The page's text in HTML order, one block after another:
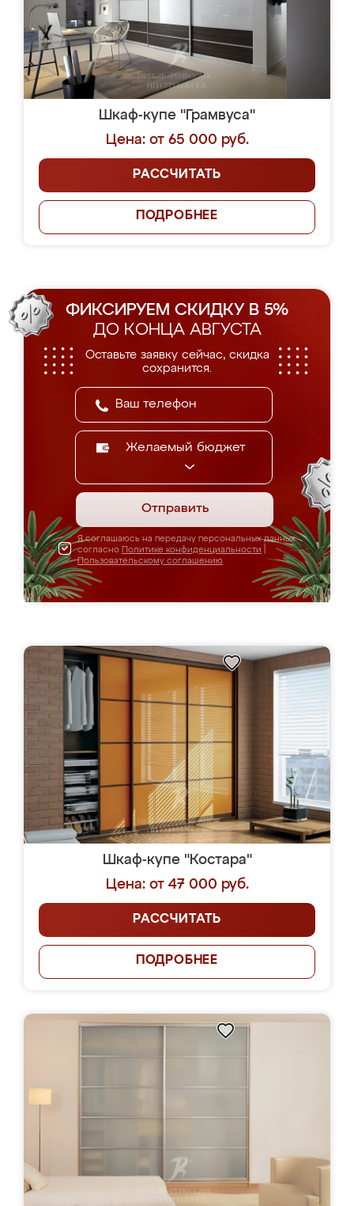
Шкаф-купе "Грамвуса"
Цена: от 65 000 руб.
РАССЧИТАТЬ
ПОДРОБНЕЕ
ФИКСИРУЕМ СКИДКУ В 5%
ДО КОНЦА АВГУСТА
Оставьте заявку сейчас, скидка
сохранится.
Желаемый бюджет
Отправить
Я соглашаюсь на передачу персональных данных
согласно Политике конфиденциальности
Пользовательскому соглашению
Шкаф-купе "Костара"
Цена: от 47 000 руб.
РАССЧИТАТЬ
ПОДРОБНЕЕ